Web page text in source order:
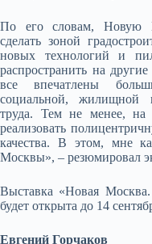
По его словам, Новую
сделать зоной
новых технологий и
распространить на
все впечатлены
социальной, жилищной
труда. Тем не менее, на
реализовать
качества. В этом, мне
Москвы», – резюмировал
Выставка «Новая
будет открыта до 14
Евгений Горчаков